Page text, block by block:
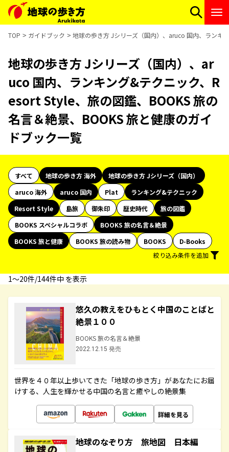
TOP ガイドブック 地球の歩き方 Jシリーズ（国内）、aruco 国内、ランキ
地球の歩き方 Jシリーズ（国内）、ar
uco 国内、ランキング&テクニック、R
esort Style、旅の図鑑、BOOKS 旅の
名言＆絶景、BOOKS 旅と健康のガイ
ドブック一覧
すべて 地球の歩き方 海外
地球の歩き方 Jシリーズ（国内）
aruco 海外
aruco 国内 Plat
ランキング&テクニック
Resort Style
島旅 御朱印 歴史時代
旅の図鑑
BOOKS スペシャルコラボ
BOOKS 旅の名言＆絶景
BOOKS 旅と健康
BOOKS 旅の読み物 BOOKS
D-Books
絞り込み条件を追加
1〜20件/144件中 を表示
悠久の教えをひもとく中国のことばと
絶景１００
BOOKS 旅の名言＆絶景
2022.12.15 発売
世界を４０年以上歩いてきた「地球の歩き方」があなたにお届
けする、人生を輝かせる中国の名言と癒やしの絶景集
詳細を見る
地球のなぞり方 旅地図 日本編